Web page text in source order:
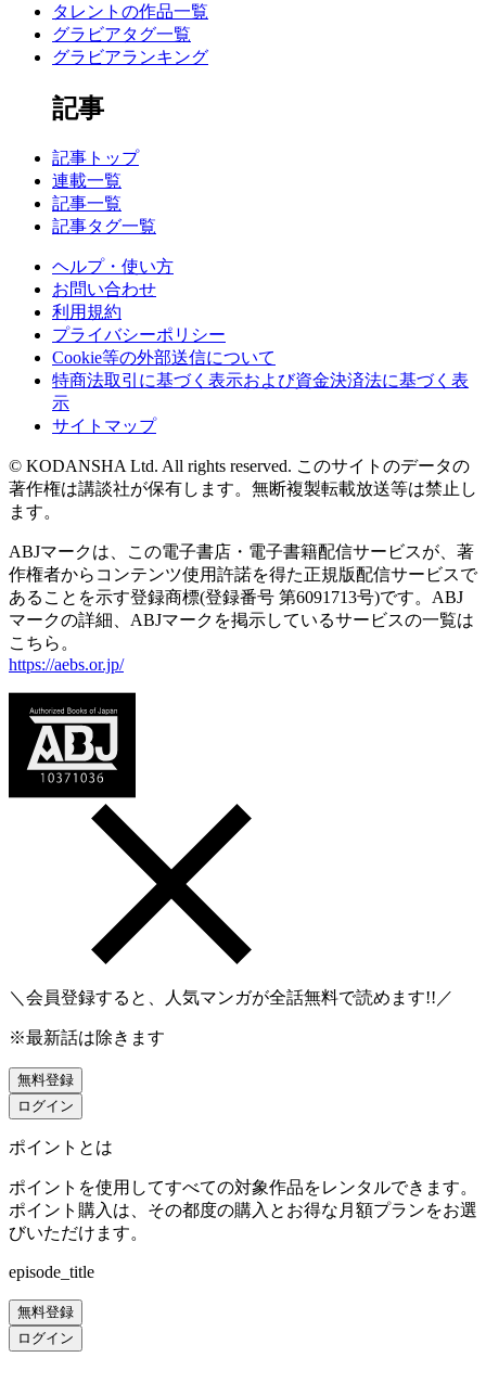
タレントの作品一覧
グラビアタグ一覧
グラビアランキング
記事
記事トップ
連載一覧
記事一覧
記事タグ一覧
ヘルプ・使い方
お問い合わせ
利用規約
プライバシーポリシー
Cookie等の外部送信について
特商法取引に基づく表示および資金決済法に基づく表
示
サイトマップ
© KODANSHA Ltd. All rights reserved. このサイトのデータの
著作権は講談社が保有します。無断複製転載放送等は禁止し
ます。
ABJマークは、この電子書店・電子書籍配信サービスが、著
作権者からコンテンツ使用許諾を得た正規版配信サービスで
あることを示す登録商標(登録番号 第6091713号)です。ABJ
マークの詳細、ABJマークを掲示しているサービスの一覧は
こちら。
https://aebs.or.jp/
＼会員登録すると、人気マンガが全話無料で読めます!!／
※最新話は除きます
無料登録
ログイン
ポイントとは
ポイントを使用してすべての対象作品をレンタルできます。
ポイント購入は、その都度の購入とお得な月額プランをお選
びいただけます。
episode_title
無料登録
ログイン